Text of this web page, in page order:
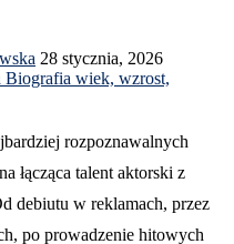
28 stycznia, 2026
rozpoznawalnych
łącząca talent aktorski z
debiutu w reklamach, przez
po prowadzenie hitowych